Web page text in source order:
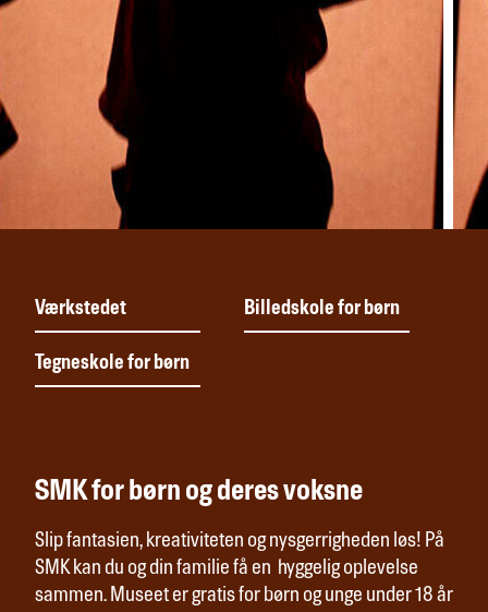
Værkstedet Billedskole for børn
Tegneskole for børn
SMK for børn og deres voksne
Slip fantasien, kreativiteten og nysgerrigheden løs! På
SMK kan du og din familie få en hyggelig oplevelse
sammen. Museet er gratis for børn og unge under 18 år